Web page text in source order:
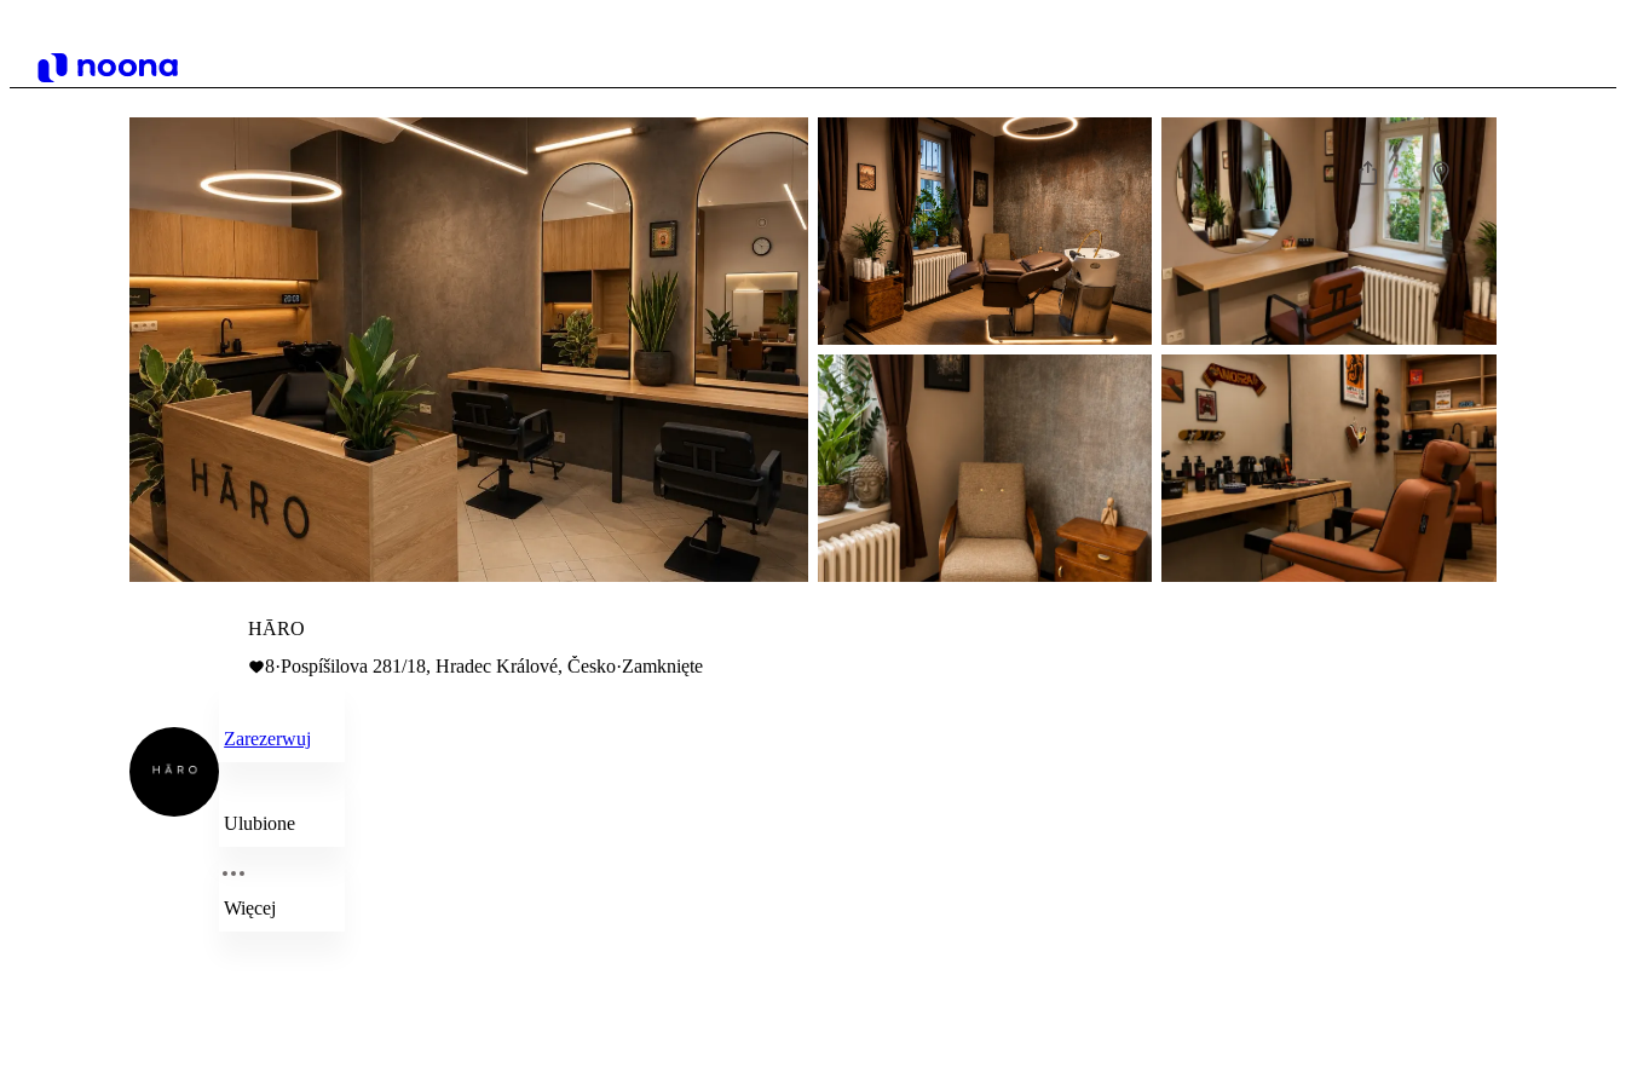
HĀRO
8·Pospíšilova 281/18, Hradec Králové, Česko·Zamknięte
Zarezerwuj
Ulubione
Więcej